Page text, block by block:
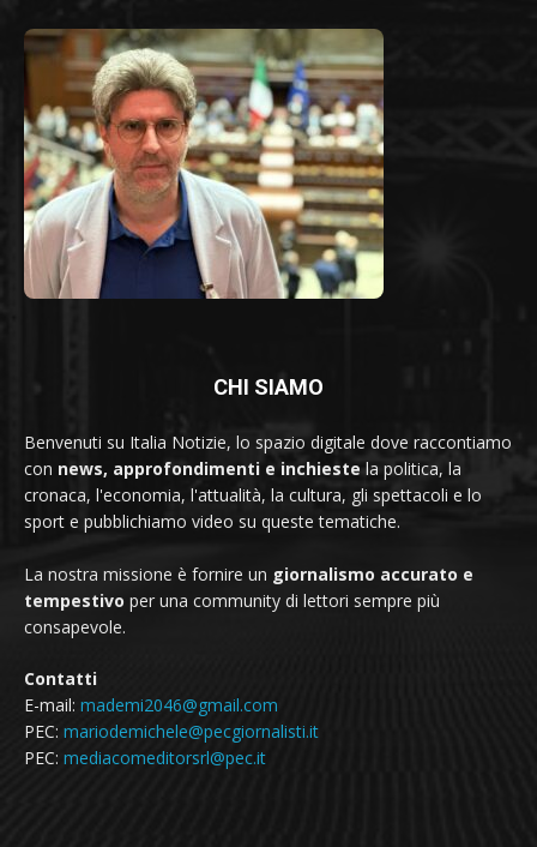
CHI SIAMO
Benvenuti su Italia Notizie, lo spazio digitale dove raccontiamo
con news, approfondimenti e inchieste la politica, la
cronaca, l'economia, l'attualità, la cultura, gli spettacoli e lo
sport e pubblichiamo video su queste tematiche.
La nostra missione è fornire un giornalismo accurato e
tempestivo per una community di lettori sempre più
consapevole.
Contatti
E-mail: mademi2046@gmail.com
PEC: mariodemichele@pecgiornalisti.it
PEC: mediacomeditorsrl@pec.it